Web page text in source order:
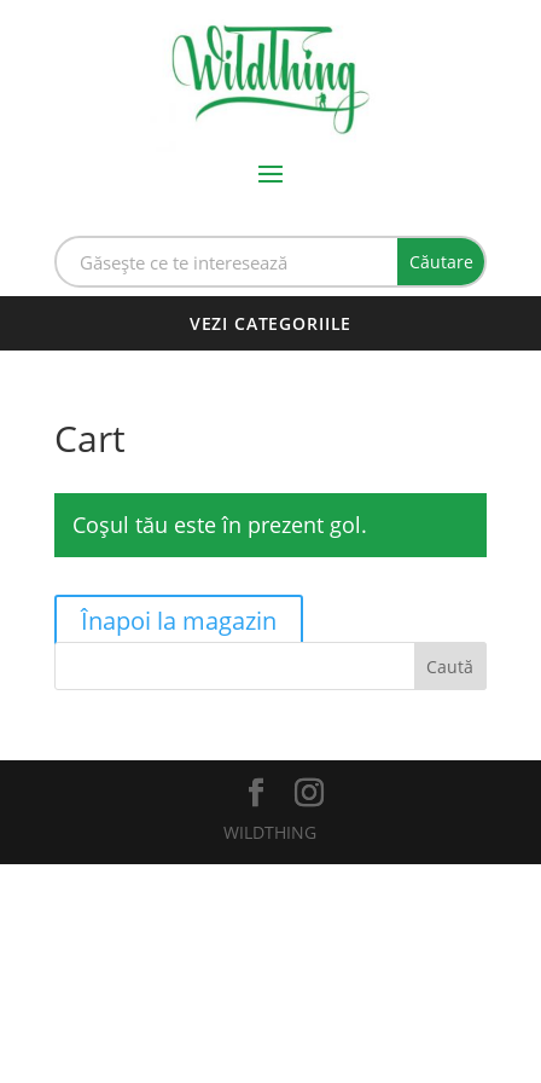
Cart
Coșul tău este în prezent gol.
Înapoi la magazin
Caută
WILDTHING